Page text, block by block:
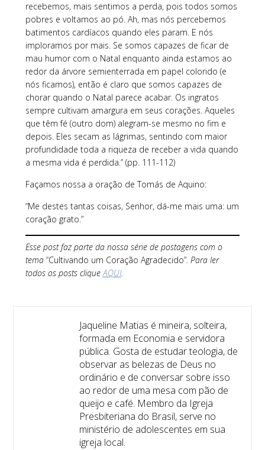
recebemos, mais sentimos a perda, pois todos somos
pobres e voltamos ao pó. Ah, mas nós percebemos
batimentos cardíacos quando eles param. E nós
imploramos por mais. Se somos capazes de ficar de
mau humor com o Natal enquanto ainda estamos ao
redor da árvore semienterrada em papel colorido (e
nós ficamos), então é claro que somos capazes de
chorar quando o Natal parece acabar. Os ingratos
sempre cultivam amargura em seus corações. Aqueles
que têm fé (outro dom) alegram-se mesmo no fim e
depois. Eles secam as lágrimas, sentindo com maior
profundidade toda a riqueza de receber a vida quando
a mesma vida é perdida.” (pp. 111-112)
Façamos nossa a oração de Tomás de Aquino:
“Me destes tantas coisas, Senhor, dá-me mais uma: um
coração grato.”
Esse post faz parte da nossa série de postagens com o
tema “Cultivando um Coração Agradecido”. Para ler
todos os posts cliqueAQUI.
Jaqueline Matias é mineira, solteira,
formada em Economia e servidora
pública. Gosta de estudar teologia, de
observar as belezas de Deus no
ordinário e de conversar sobre isso
ao redor de uma mesa com pão de
queijo e café. Membro da Igreja
Presbiteriana do Brasil, serve no
ministério de adolescentes em sua
igreja local.